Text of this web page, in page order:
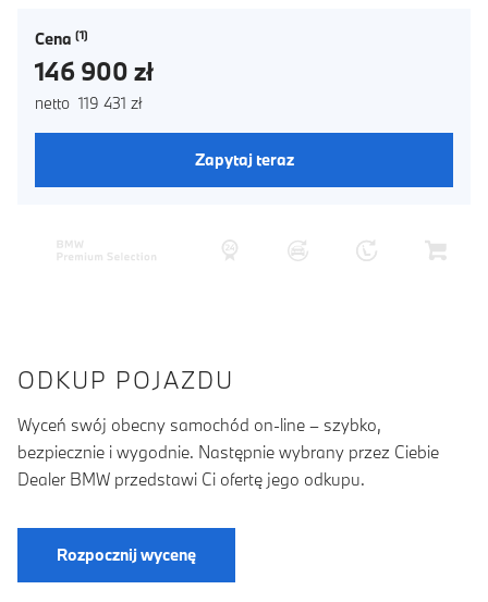
Cena
146 900 zł
netto 119 431 zł
Zapytaj teraz
ODKUP POJAZDU
Wyceń swój obecny samochód on-line – szybko,
bezpiecznie i wygodnie. Następnie wybrany przez Ciebie
Dealer BMW przedstawi Ci ofertę jego odkupu.
Rozpocznij wycenę